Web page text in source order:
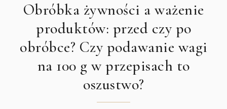
Obróbka żywności a ważenie
produktów: przed czy po
obróbce? Czy podawanie wagi
na 100 g w przepisach to
oszustwo?